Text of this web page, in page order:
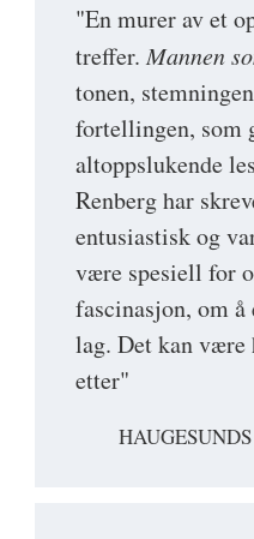
"En murer av et
treffer.Mannen
tonen,
fortellingen, som
altoppslukende
Renberg har
entusiastisk og
være spesiell for
fascinasjon, om
lag. Det kan
etter"